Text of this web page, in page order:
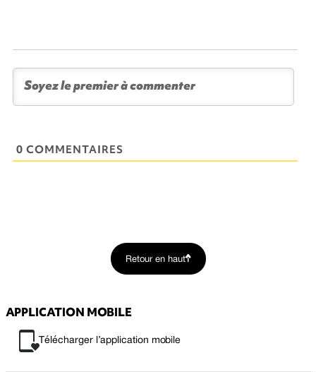
0 COMMENTAIRES
Retour en haut
APPLICATION MOBILE
Télécharger l’application mobile